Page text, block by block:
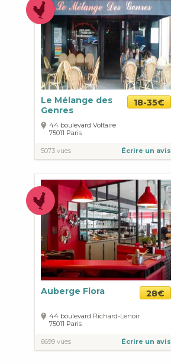
Le Mélange des
Genres
18-35€
44 boulevard Voltaire
75011 Paris
5073 vues Écrire un avis
Auberge Flora 28€
44 boulevard Richard-Lenoir
75011 Paris
6699 vues Écrire un avis